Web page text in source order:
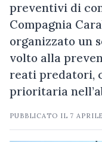
preventivi di
Compagnia
organizzato un
volto alla
reati predatori,
prioritaria
PUBBLICATO IL 7